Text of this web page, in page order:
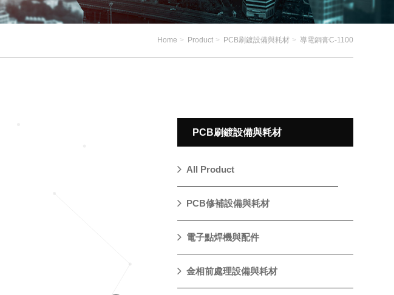
Home Product PCB刷鍍設備與耗材 導電銅膏C-1100
PCB刷鍍設備與耗材
All Product
PCB修補設備與耗材
電子點焊機與配件
金相前處理設備與耗材